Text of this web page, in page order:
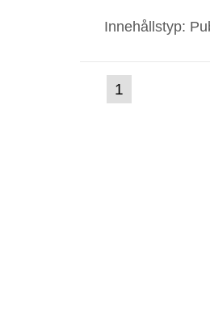
Innehållstyp:
Gå
till
1